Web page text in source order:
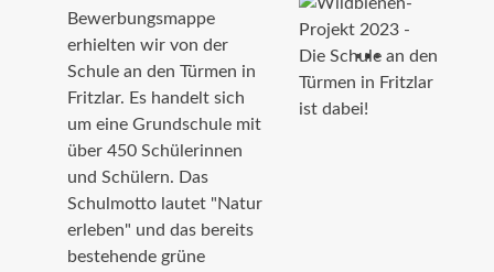
Bewerbungsmappe
erhielten wir von der
Schule an den Türmen in
Fritzlar. Es handelt sich
um eine Grundschule mit
über 450 Schülerinnen
und Schülern. Das
Schulmotto lautet "Natur
erleben" und das bereits
bestehende grüne